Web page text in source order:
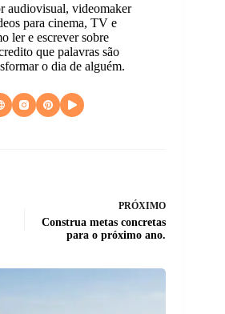
audiovisual, videomaker
para cinema, TV e
ler e escrever sobre
que palavras são
o dia de alguém.
PRÓXIMO
Construa metas concretas
para o próximo ano.